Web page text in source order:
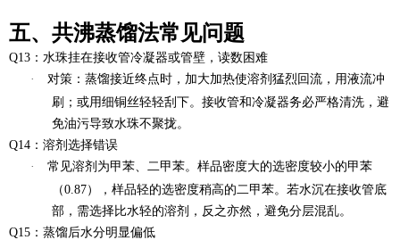
五、共沸蒸馏法常见问题
Q13：水珠挂在接收管冷凝器或管壁，读数困难
·
对策 ：蒸馏接近终点时，加大加热使溶剂猛烈回流，用液流冲
刷；或用细铜丝轻轻刮下。接收管和冷凝器务必严格清洗，避
免油污导致水珠不聚拢。
Q14：溶剂选择错误
·
常见溶剂为甲苯、二甲苯。样品密度大的选密度较小的甲苯
（0.87），样品轻的选密度稍高的二甲苯。若水沉在接收管底
部，需选择比水轻的溶剂，反之亦然，避免分层混乱。
Q15：蒸馏后水分明显偏低